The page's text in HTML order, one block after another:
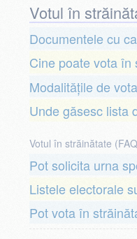
Votul în
Documentele cu
Cine poate vota în
Modalitățile de
Unde găsesc lista
Votul în străinătate
Pot solicita urna
Listele electorale
Pot vota în